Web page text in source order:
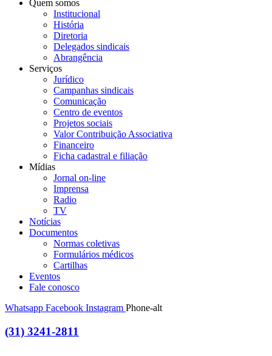
Quem somos
Institucional
História
Diretoria
Delegados sindicais
Abrangência
Serviços
Jurídico
Campanhas sindicais
Comunicação
Centro de eventos
Projetos sociais
Valor Contribuição Associativa
Financeiro
Ficha cadastral e filiação
Mídias
Jornal on-line
Imprensa
Radio
TV
Notícias
Documentos
Normas coletivas
Formulários médicos
Cartilhas
Eventos
Fale conosco
Whatsapp Facebook Instagram Phone-alt
(31) 3241-2811